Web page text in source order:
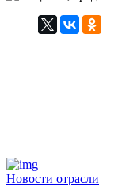
Новости отрасли